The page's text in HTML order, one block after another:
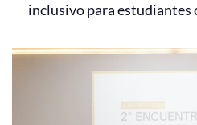
inclusivo para estudiantes